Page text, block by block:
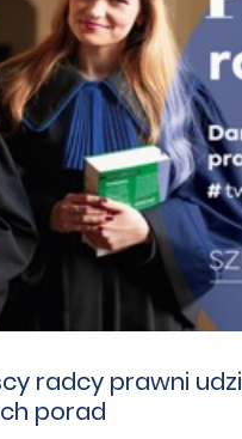
radcy prawni
porad